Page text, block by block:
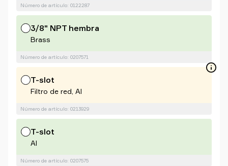
Número de artículo: 0122287
3/8" NPT hembra
Brass
Número de artículo: 0207571
T-slot
Filtro de red, Al
Número de artículo: 0213929
T-slot
Al
Número de artículo: 0207575